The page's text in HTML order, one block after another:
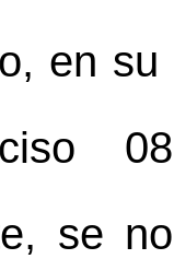
en su
se